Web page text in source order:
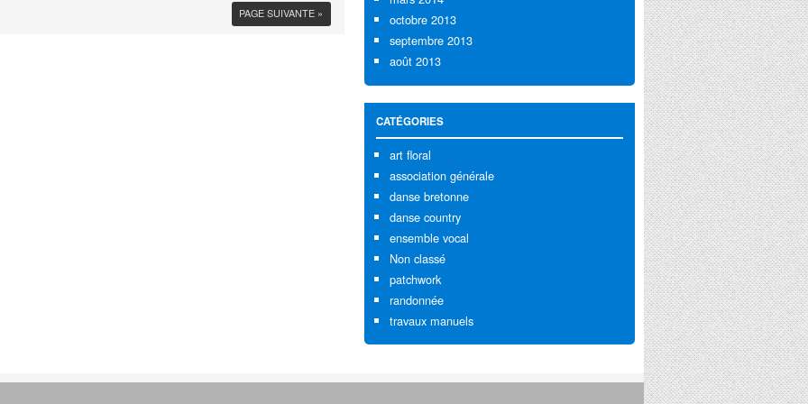
PAGE SUIVANTE »
octobre 2013
septembre 2013
août 2013
CATÉGORIES
art floral
association générale
danse bretonne
danse country
ensemble vocal
Non classé
patchwork
randonnée
travaux manuels